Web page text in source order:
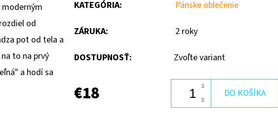
od
pot od tela a
to na prvý
a hodí sa
KATEGÓRIA: Pánske oblečenie
ZÁRUKA: 2 roky
DOSTUPNOSŤ: Zvoľte variant
€18 DO KOŠÍKA